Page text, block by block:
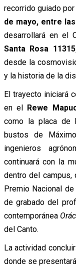
recorrido guiado
de mayo, entre
desarrollará en el
Santa Rosa
desde la
y la historia de la
El trayecto iniciará
en el Rewe
como la placa de
bustos de
ingenieros
continuará con la
dentro del campus,
Premio Nacional
de grabado del
contemporánea
del Canto.
La actividad
donde se